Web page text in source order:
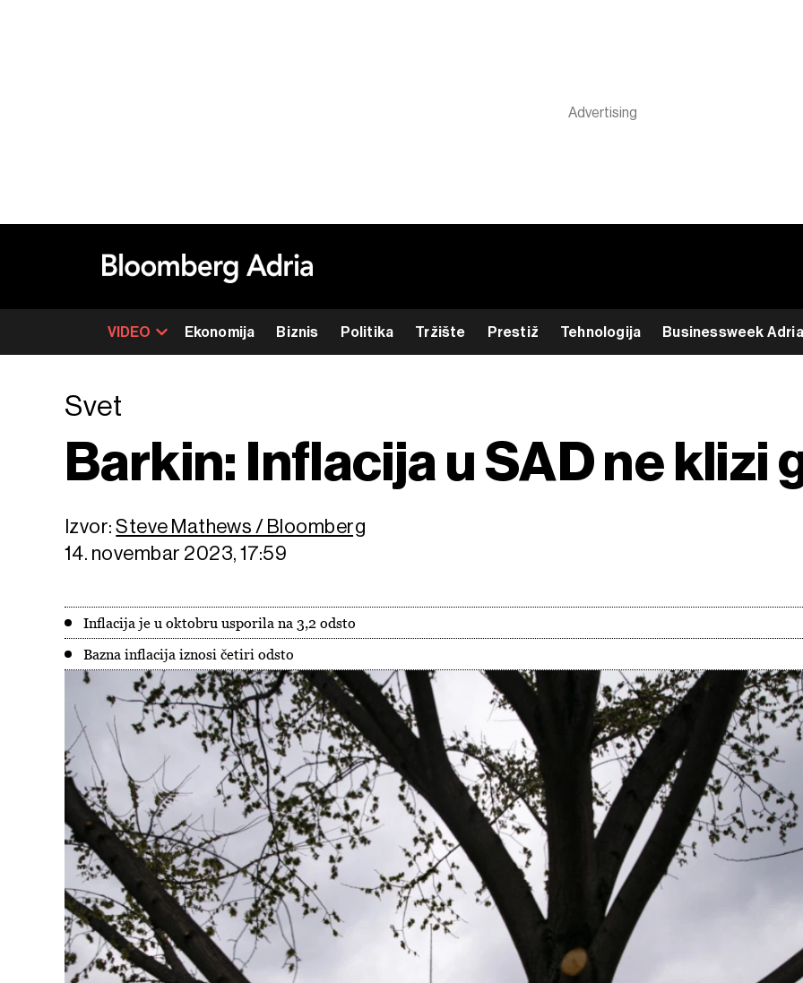
VIDEO Ekonomija Biznis Politika Tržište Prestiž Tehnologija Businessweek Adria
Svet
Barkin: Inflacija u SAD ne klizi
Izvor:Steve Mathews / Bloomberg
14. novembar 2023, 17:59
Inflacija je u oktobru usporila na 3,2 odsto
Bazna inflacija iznosi četiri odsto